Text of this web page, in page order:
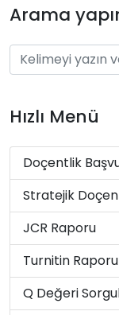
Arama
Hızlı Menü
Doçentlik
Stratejik
JCR Raporu
Turnitin Raporu
Q Değeri